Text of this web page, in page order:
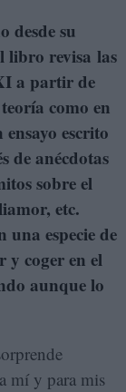
desde su
libro revisa las
a partir de
como en
escrito
de anécdotas
sobre el
etc.
una especie de
y coger en el
aunque lo
mí y para mis